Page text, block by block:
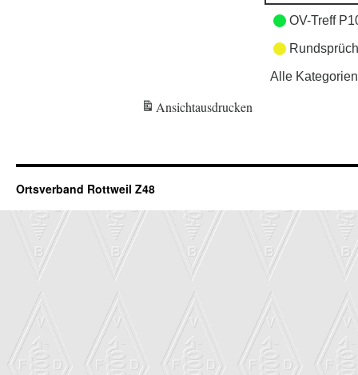
OV-Treff
Alle Kategorien
Ansichtausdrucken
Ortsverband Rottweil Z48